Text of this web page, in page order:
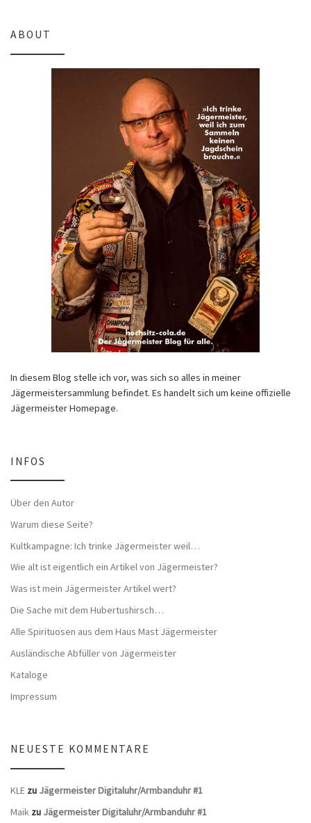
ABOUT
In diesem Blog stelle ich vor, was sich so alles in meiner
Jägermeistersammlung befindet. Es handelt sich um keine offizielle
Jägermeister Homepage.
INFOS
Über den Autor
Warum diese Seite?
Kultkampagne: Ich trinke Jägermeister weil…
Wie alt ist eigentlich ein Artikel von Jägermeister?
Was ist mein Jägermeister Artikel wert?
Die Sache mit dem Hubertushirsch…
Alle Spirituosen aus dem Haus Mast Jägermeister
Ausländische Abfüller von Jägermeister
Kataloge
Impressum
NEUESTE KOMMENTARE
KLE zu Jägermeister Digitaluhr/Armbanduhr #1
Maik zu Jägermeister Digitaluhr/Armbanduhr #1